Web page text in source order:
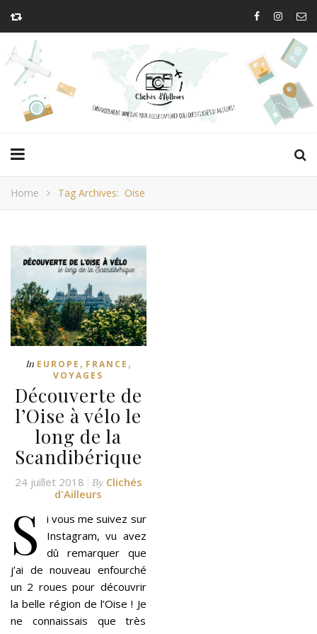
Home Tag Archives: Oise
In EUROPE , FRANCE ,
VOYAGES
Découverte de
l’Oise à vélo le
long de la
Scandibérique
24 juillet 2018 By Clichés
d'Ailleurs
S
i vous me suivez sur
Instagram, vu avez
dû remarquer que
j’ai de nouveau enfourché
un 2 roues pour découvrir
la belle région de l’Oise ! Je
ne connaissais que très